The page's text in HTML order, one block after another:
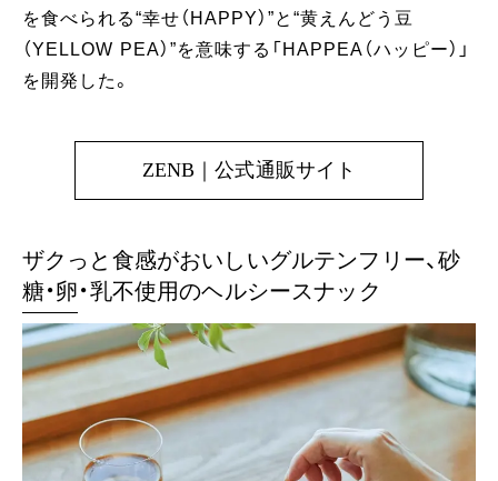
を食べられる“幸せ（HAPPY）”と“黄えんどう豆
（YELLOW PEA）”を意味する「HAPPEA（ハッピー）」
を開発した。
ZENB｜公式通販サイト
ザクっと食感がおいしいグルテンフリー、砂
糖・卵・乳不使用のヘルシースナック